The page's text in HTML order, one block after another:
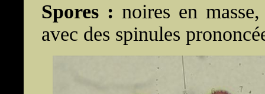
Spores : noires en
avec des spinules